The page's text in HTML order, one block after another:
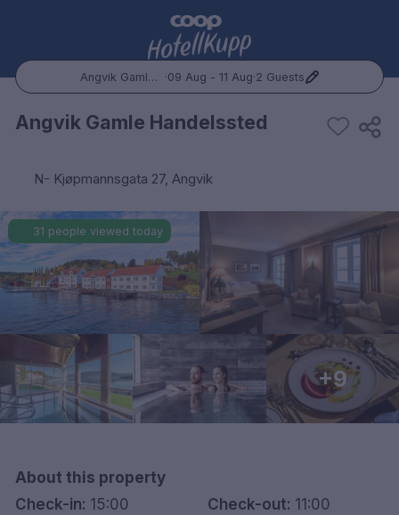
Angvik Gamle Handelssted ·09 Aug - 11 Aug·2 Guests
Popular Destinations:
Oslo
Bergen
Trondheim
Hele Sverige
Stockholm
Göteborg
Angvik Gamle Handelssted
N- Kjøpmannsgata 27, Angvik
31 people viewed today
+9
About this property
Check-in: 15:00 Check-out: 11:00